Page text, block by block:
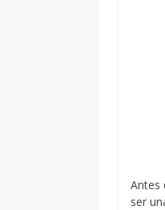
Antes
ser